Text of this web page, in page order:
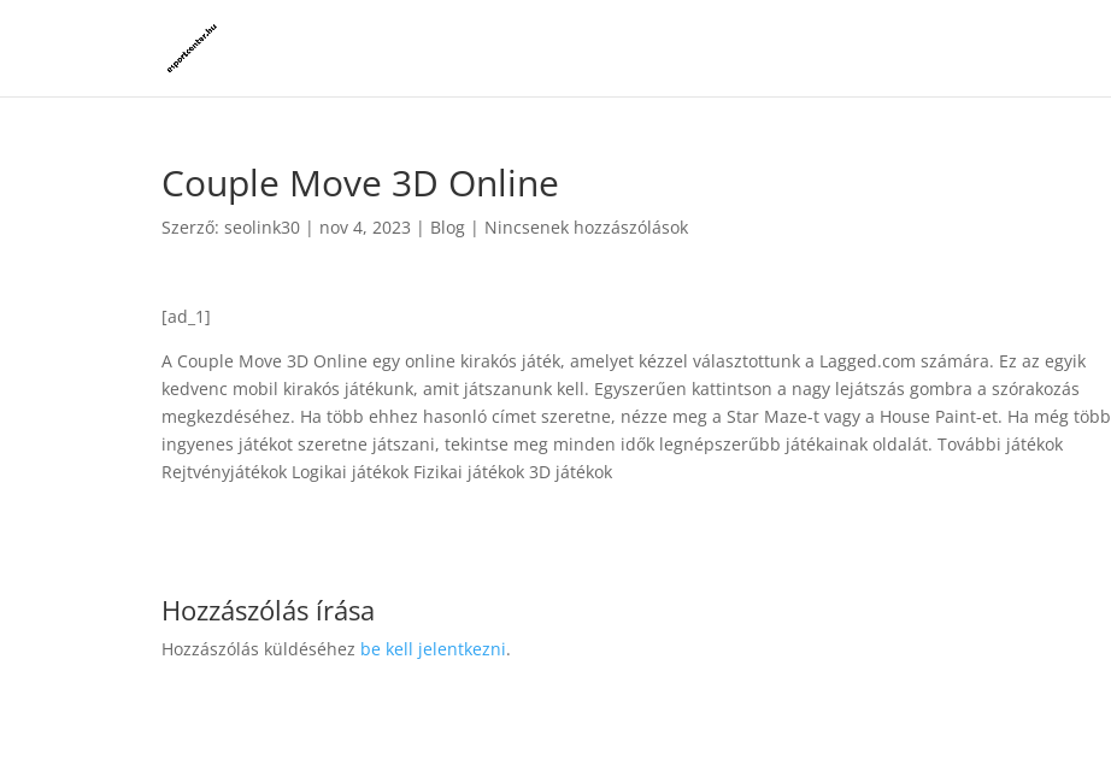
Couple Move 3D Online
Szerző:seolink30 | nov 4, 2023 | Blog | Nincsenek hozzászólások
[ad_1]
A Couple Move 3D Online egy online kirakós játék, amelyet kézzel választottunk a Lagged.com számára. Ez az egyik
kedvenc mobil kirakós játékunk, amit játszanunk kell. Egyszerűen kattintson a nagy lejátszás gombra a szórakozás
megkezdéséhez. Ha több ehhez hasonló címet szeretne, nézze meg a Star Maze-t vagy a House Paint-et. Ha még több
ingyenes játékot szeretne játszani, tekintse meg minden idők legnépszerűbb játékainak oldalát. További játékok
Rejtvényjátékok Logikai játékok Fizikai játékok 3D játékok
Hozzászólás írása
Hozzászólás küldéséhez be kell jelentkezni.